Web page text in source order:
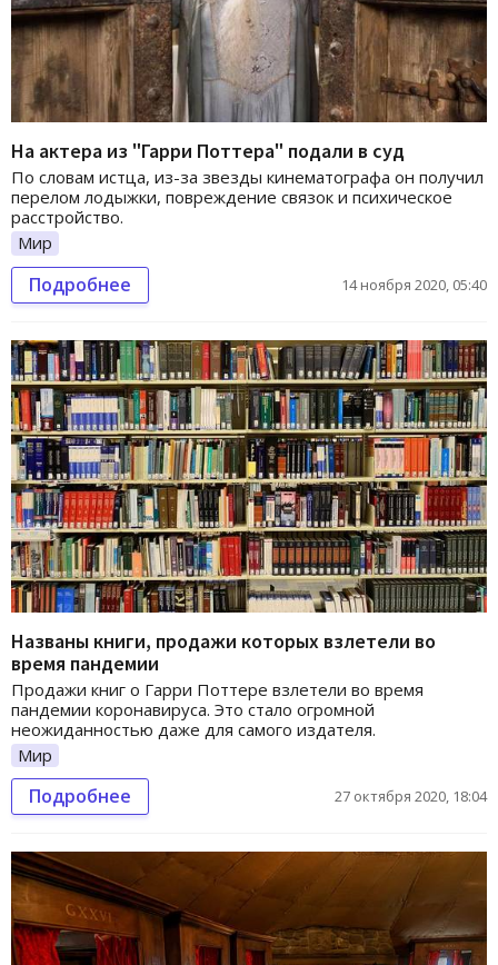
На актера из "Гарри Поттера" подали в суд
По словам истца, из-за звезды кинематографа он получил
перелом лодыжки, повреждение связок и психическое
расстройство.
Мир
Подробнее 14 ноября 2020, 05:40
Названы книги, продажи которых взлетели во
время пандемии
Продажи книг о Гарри Поттере взлетели во время
пандемии коронавируса. Это стало огромной
неожиданностью даже для самого издателя.
Мир
Подробнее 27 октября 2020, 18:04